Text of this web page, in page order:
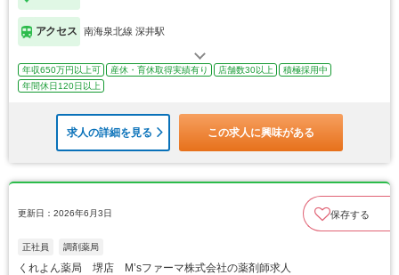
アクセス 南海泉北線 深井駅
年収650万円以上可 産休・育休取得実績有り 店舗数30以上
積極採用中
年間休日120日以上
求人の詳細を見る この求人に興味がある
更新日：2026年6月3日 保存する
正社員 調剤薬局
くれよん薬局 堺店 M’sファーマ株式会社の薬剤師求人